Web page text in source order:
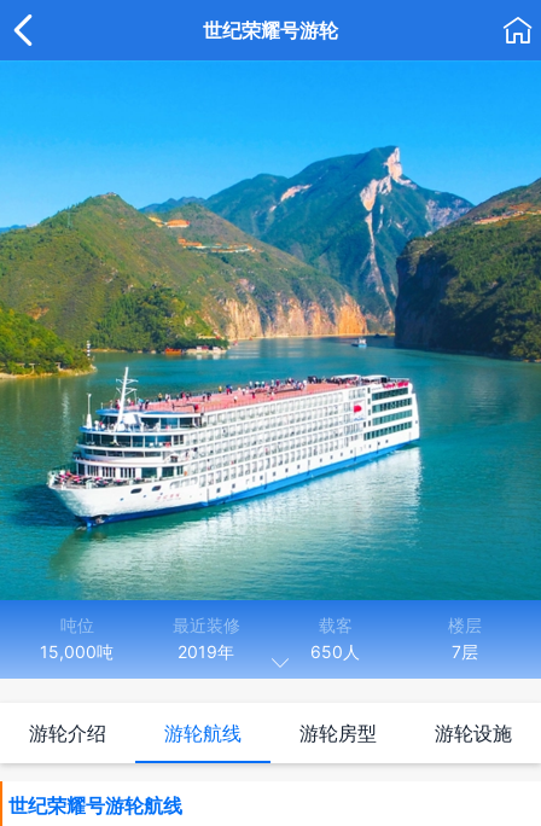
 世纪荣耀号游轮 
吨位
15,000吨
最近装修
2019年
载客
650人
楼层
7层
世纪荣耀号游轮，于2019年9月正式投入运营，长149.98米，总
耀套房、家庭套房、内舱房等多种智能型客房，是长江乃至世界内河

游轮介绍 游轮航线 游轮房型 游轮设施
世纪荣耀号游轮航线